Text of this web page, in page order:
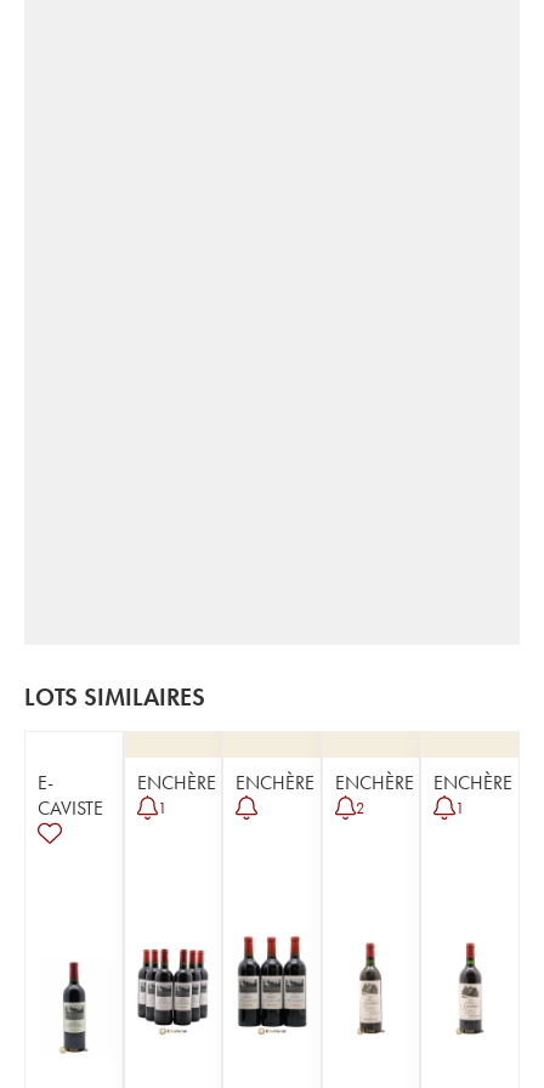
LOTS SIMILAIRES
E-
CAVISTE
ENCHÈRE
1
ENCHÈRE ENCHÈRE
2
ENCHÈRE
1